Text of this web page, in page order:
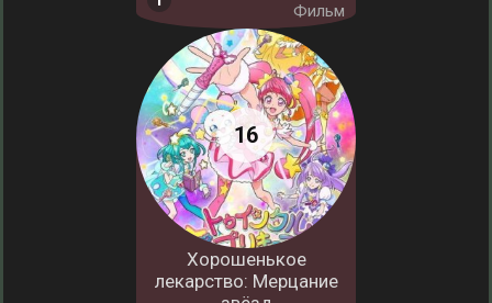
Фильм
Хорошенькое
лекарство: Мерцание